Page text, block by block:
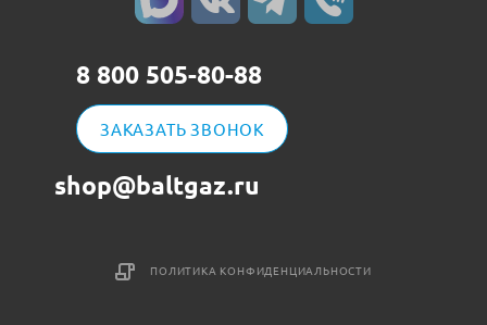
8 800 505-80-88
ЗАКАЗАТЬ ЗВОНОК
shop@baltgaz.ru
ПОЛИТИКА КОНФИДЕНЦИАЛЬНОСТИ